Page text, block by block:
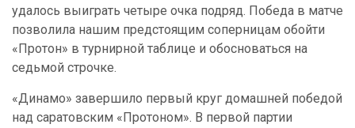
удалось выиграть четыре очка подряд. Победа в матче
позволила нашим предстоящим соперницам обойти
«Протон» в турнирной таблице и обосноваться на
седьмой строчке.
«Динамо» завершило первый круг домашней победой
над саратовским «Протоном». В первой партии